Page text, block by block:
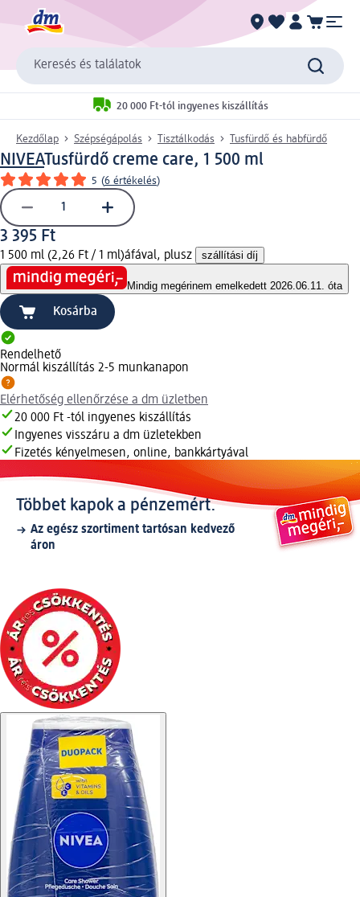
Keresés és találatok
20 000 Ft-tól ingyenes kiszállítás
Kezdőlap Szépségápolás Tisztálkodás Tusfürdő és habfürdő
NIVEATusfürdő creme care, 1 500 ml
5 (6 értékelés)
3 395 Ft
1 500 ml (2,26 Ft / 1 ml)áfával, plusz szállítási díj
Mindig megérinem emelkedett 2026.06.11. óta
Kosárba
Rendelhető
Normál kiszállítás 2-5 munkanapon
Elérhetőség ellenőrzése a dm üzletben
20 000 Ft -tól ingyenes kiszállítás
Ingyenes visszáru a dm üzletekben
Fizetés kényelmesen, online, bankkártyával
Többet kapok a pénzemért.
Az egész szortiment tartósan kedvező
áron